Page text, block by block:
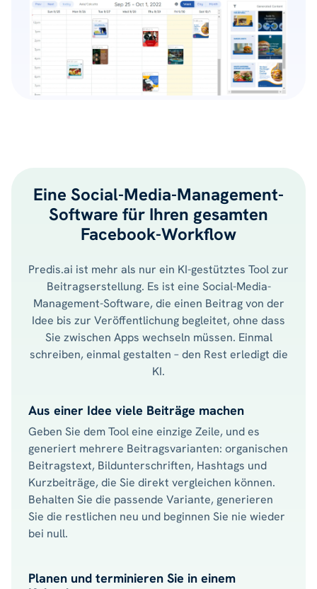
Eine Social-Media-Management-
Software für Ihren gesamten
Facebook-Workflow
Predis.ai ist mehr als nur ein KI-gestütztes Tool zur
Beitragserstellung. Es ist eine Social-Media-
Management-Software, die einen Beitrag von der
Idee bis zur Veröffentlichung begleitet, ohne dass
Sie zwischen Apps wechseln müssen. Einmal
schreiben, einmal gestalten – den Rest erledigt die
KI.
Aus einer Idee viele Beiträge machen
Geben Sie dem Tool eine einzige Zeile, und es
generiert mehrere Beitragsvarianten: organischen
Beitragstext, Bildunterschriften, Hashtags und
Kurzbeiträge, die Sie direkt vergleichen können.
Behalten Sie die passende Variante, generieren
Sie die restlichen neu und beginnen Sie nie wieder
bei null.
Planen und terminieren Sie in einem